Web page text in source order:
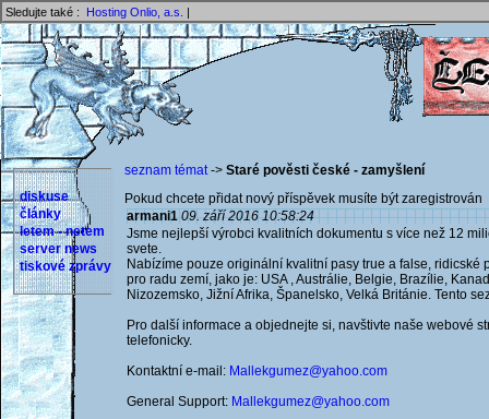
Sledujte také : Hosting Onlio, a.s. |
diskuse
články
letem - netem
server news
tiskové zprávy
seznam témat-> Staré pověsti české - zamyšlení
Pokud chcete přidat nový příspěvek musíte být
armani1 09. září 2016 10:58:24
Jsme nejlepší výrobci kvalitních dokumentu s více než 12
svete.
Nabízíme pouze originální kvalitní pasy true a false, ridicské
pro radu zemí, jako je: USA , Austrálie, Belgie, Brazílie,
Nizozemsko, Jižní Afrika, Španelsko, Velká Británie. Tento
Pro další informace a objednejte si, navštivte naše webové
telefonicky.
Kontaktní e-mail: Mallekgumez@yahoo.com
General Support: Mallekgumez@yahoo.com